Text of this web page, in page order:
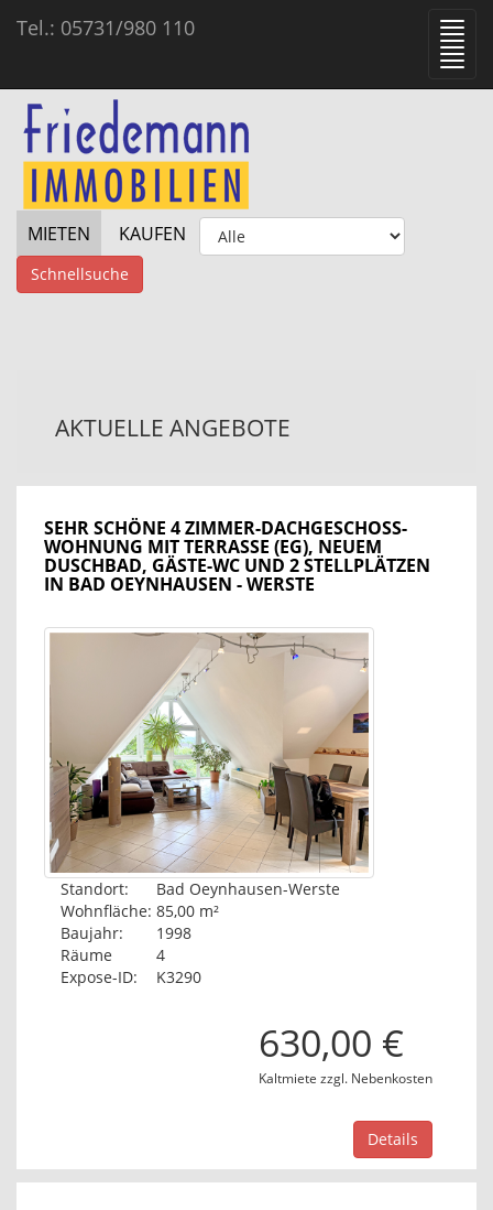
Tel.: 05731/980 110
MIETEN KAUFEN
Schnellsuche
AKTUELLE ANGEBOTE
SEHR SCHÖNE 4 ZIMMER-DACHGESCHOSS-
WOHNUNG MIT TERRASSE (EG), NEUEM
DUSCHBAD, GÄSTE-WC UND 2 STELLPLÄTZEN
IN BAD OEYNHAUSEN - WERSTE
Standort:
Bad Oeynhausen-Werste
Wohnfläche: 85,00 m²
Baujahr:
1998
Räume
4
Expose-ID:
K3290
630,00 €
Kaltmiete zzgl. Nebenkosten
Details